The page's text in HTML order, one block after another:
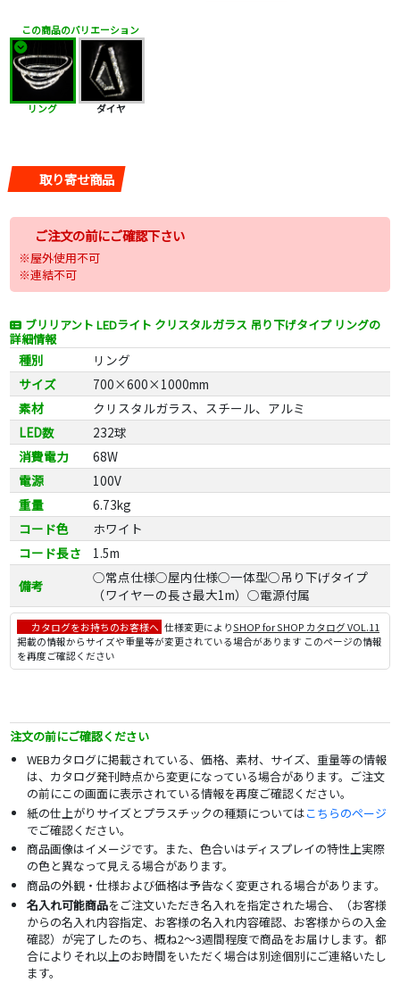
この商品のバリエーション
リング ダイヤ
取り寄せ商品
ご注文の前にご確認下さい
※屋外使用不可
※連結不可
ブリリアント LEDライト クリスタルガラス 吊り下げタイプ リングの
詳細情報
種別
リング
サイズ
700×600×1000mm
素材
クリスタルガラス、スチール、アルミ
LED数
232球
消費電力
68W
電源
100V
重量
6.73kg
コード色
ホワイト
コード長さ
1.5m
備考
○常点仕様○屋内仕様○一体型○吊り下げタイプ
（ワイヤーの長さ最大1m）○電源付属
カタログをお持ちのお客様へ 仕様変更によりSHOP for SHOP カタログ VOL.11
掲載の情報からサイズや重量等が変更されている場合があります このページの情報
を再度ご確認ください
注文の前にご確認ください
WEBカタログに掲載されている、価格、素材、サイズ、重量等の情報
は、カタログ発刊時点から変更になっている場合があります。ご注文
の前にこの画面に表示されている情報を再度ご確認ください。
紙の仕上がりサイズとプラスチックの種類についてはこちらのページ
でご確認ください。
商品画像はイメージです。また、色合いはディスプレイの特性上実際
の色と異なって見える場合があります。
商品の外観・仕様および価格は予告なく変更される場合があります。
名入れ可能商品をご注文いただき名入れを指定された場合、（お客様
からの名入れ内容指定、お客様の名入れ内容確認、お客様からの入金
確認）が完了したのち、概ね2～3週間程度で商品をお届けします。都
合によりそれ以上のお時間をいただく場合は別途個別にご連絡いたし
ます。